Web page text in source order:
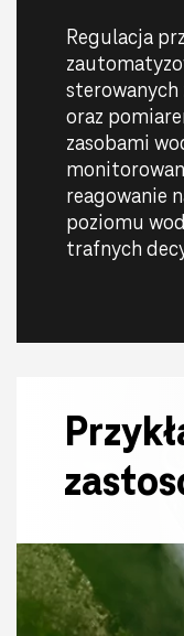
Regulacja
sterowanych
oraz
zasobami
reagowanie
poziomu
trafnych